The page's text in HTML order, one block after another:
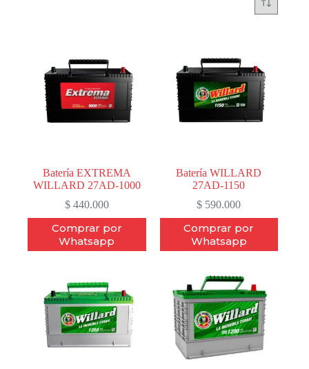
Batería EXTREMA
WILLARD 27AD-1000
$440.000
Comprar por
Whatsapp
Batería WILLARD
27AD-1150
$ 590.000
Comprar por
Whatsapp